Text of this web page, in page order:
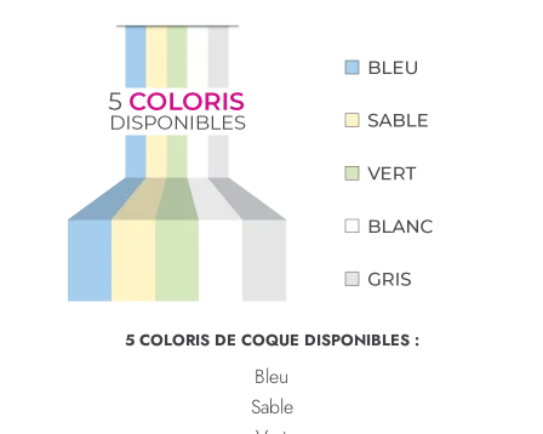
5 COLORIS DE COQUE DISPONIBLES :
Bleu
Sable